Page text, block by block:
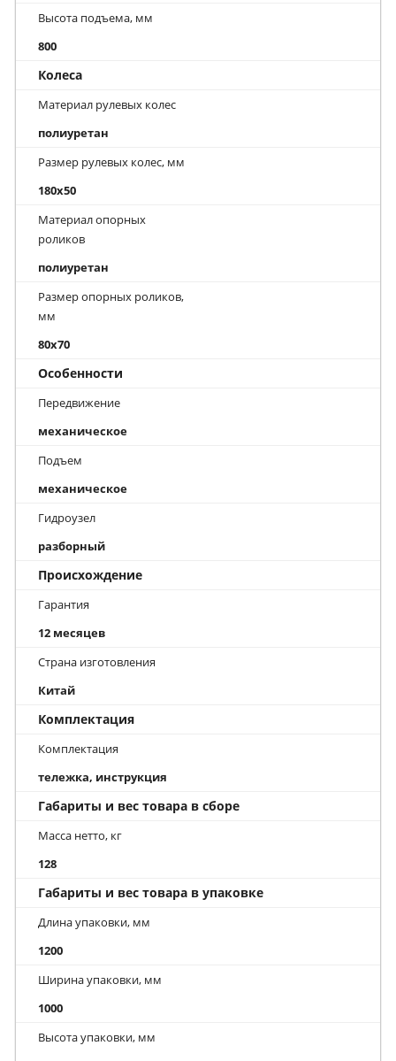
Высота подъема, мм
800
Колеса
Материал рулевых колес
полиуретан
Размер рулевых колес, мм
180x50
Материал опорных
роликов
полиуретан
Размер опорных роликов,
мм
80x70
Особенности
Передвижение
механическое
Подъем
механическое
Гидроузел
разборный
Происхождение
Гарантия
12 месяцев
Страна изготовления
Китай
Комплектация
Комплектация
тележка, инструкция
Габариты и вес товара в сборе
Масса нетто, кг
128
Габариты и вес товара в упаковке
Длина упаковки, мм
1200
Ширина упаковки, мм
1000
Высота упаковки, мм